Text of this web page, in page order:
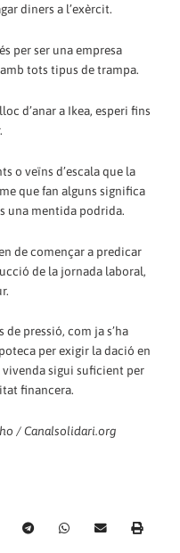
diners a l’exèrcit.
per ser una empresa
tots tipus de trampa.
d’anar a Ikea, esperi fins
o veïns d’escala que la
que fan alguns significa
una mentida podrida.
de començar a predicar
de la jornada laboral,
de pressió, com ja s’ha
per exigir la dació en
vivenda sigui suficient per
financera.
/ Canalsolidari.org